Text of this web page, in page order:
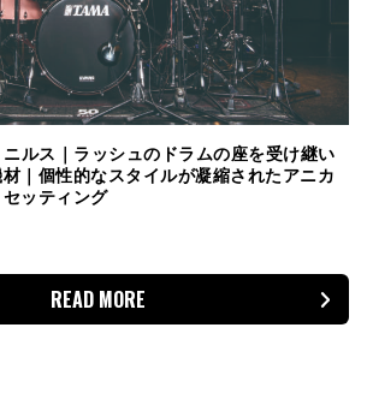
ニルス｜ラッシュのドラムの座を受け継い
｜個性的なスタイルが凝縮されたアニカ
ッティング
READ MORE